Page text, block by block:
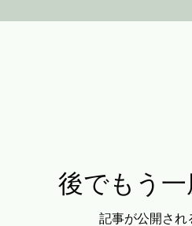
後でもう
記事が公開され